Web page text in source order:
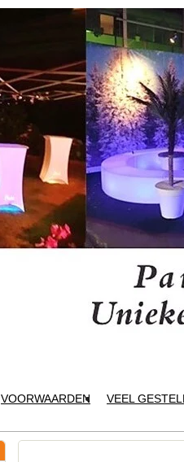
VOORWAARDEN VEEL